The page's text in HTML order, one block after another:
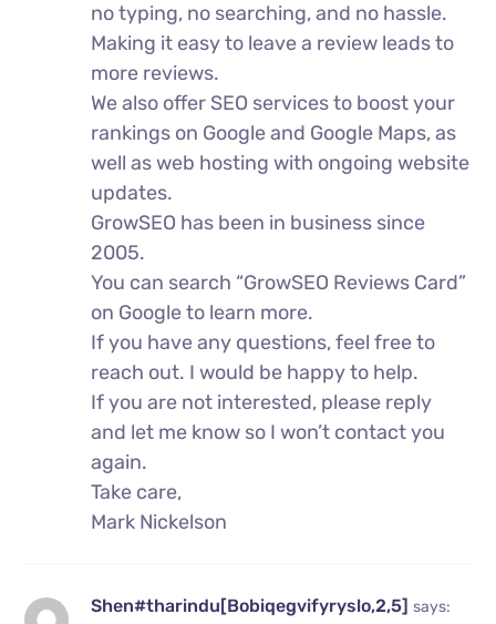
no typing, no searching, and no hassle.
Making it easy to leave a review leads to
more reviews.
We also offer SEO services to boost your
rankings on Google and Google Maps, as
well as web hosting with ongoing website
updates.
GrowSEO has been in business since
2005.
You can search “GrowSEO Reviews Card”
on Google to learn more.
If you have any questions, feel free to
reach out. I would be happy to help.
If you are not interested, please reply
and let me know so I won’t contact you
again.
Take care,
Mark Nickelson
Shen#tharindu[Bobiqegvifyryslo,2,5]says: